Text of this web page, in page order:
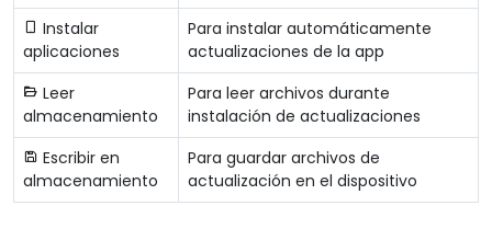
Instalar
aplicaciones
Para instalar automáticamente
actualizaciones de la app
Leer
almacenamiento
Para leer archivos durante
instalación de actualizaciones
Escribir en
almacenamiento
Para guardar archivos de
actualización en el dispositivo